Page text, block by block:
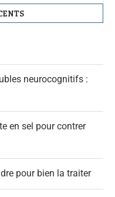
neurocognitifs :
en sel pour contrer
pour bien la traiter